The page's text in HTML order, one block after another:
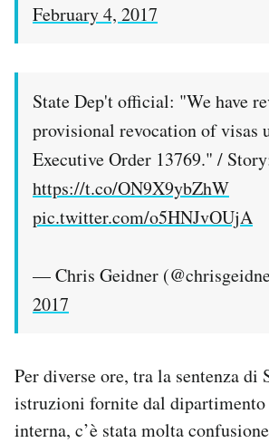
February 4, 2017
State Dep't official: "We have
provisional revocation of visas
Executive Order 13769." /
https://t.co/ON9X9ybZhW
pic.twitter.com/o5HNJvOUjA
— Chris Geidner
2017
Per diverse ore, tra la sentenza di
istruzioni fornite dal dipartimento
interna, c’è stata molta